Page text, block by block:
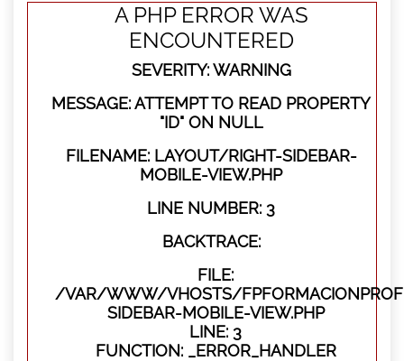
A PHP ERROR WAS
ENCOUNTERED
SEVERITY: WARNING
MESSAGE: ATTEMPT TO READ PROPERTY
"ID" ON NULL
FILENAME: LAYOUT/RIGHT-SIDEBAR-
MOBILE-VIEW.PHP
LINE NUMBER: 3
BACKTRACE:
FILE:
/VAR/WWW/VHOSTS/
SIDEBAR-MOBILE-VIEW.PHP
LINE: 3
FUNCTION: _ERROR_HANDLER